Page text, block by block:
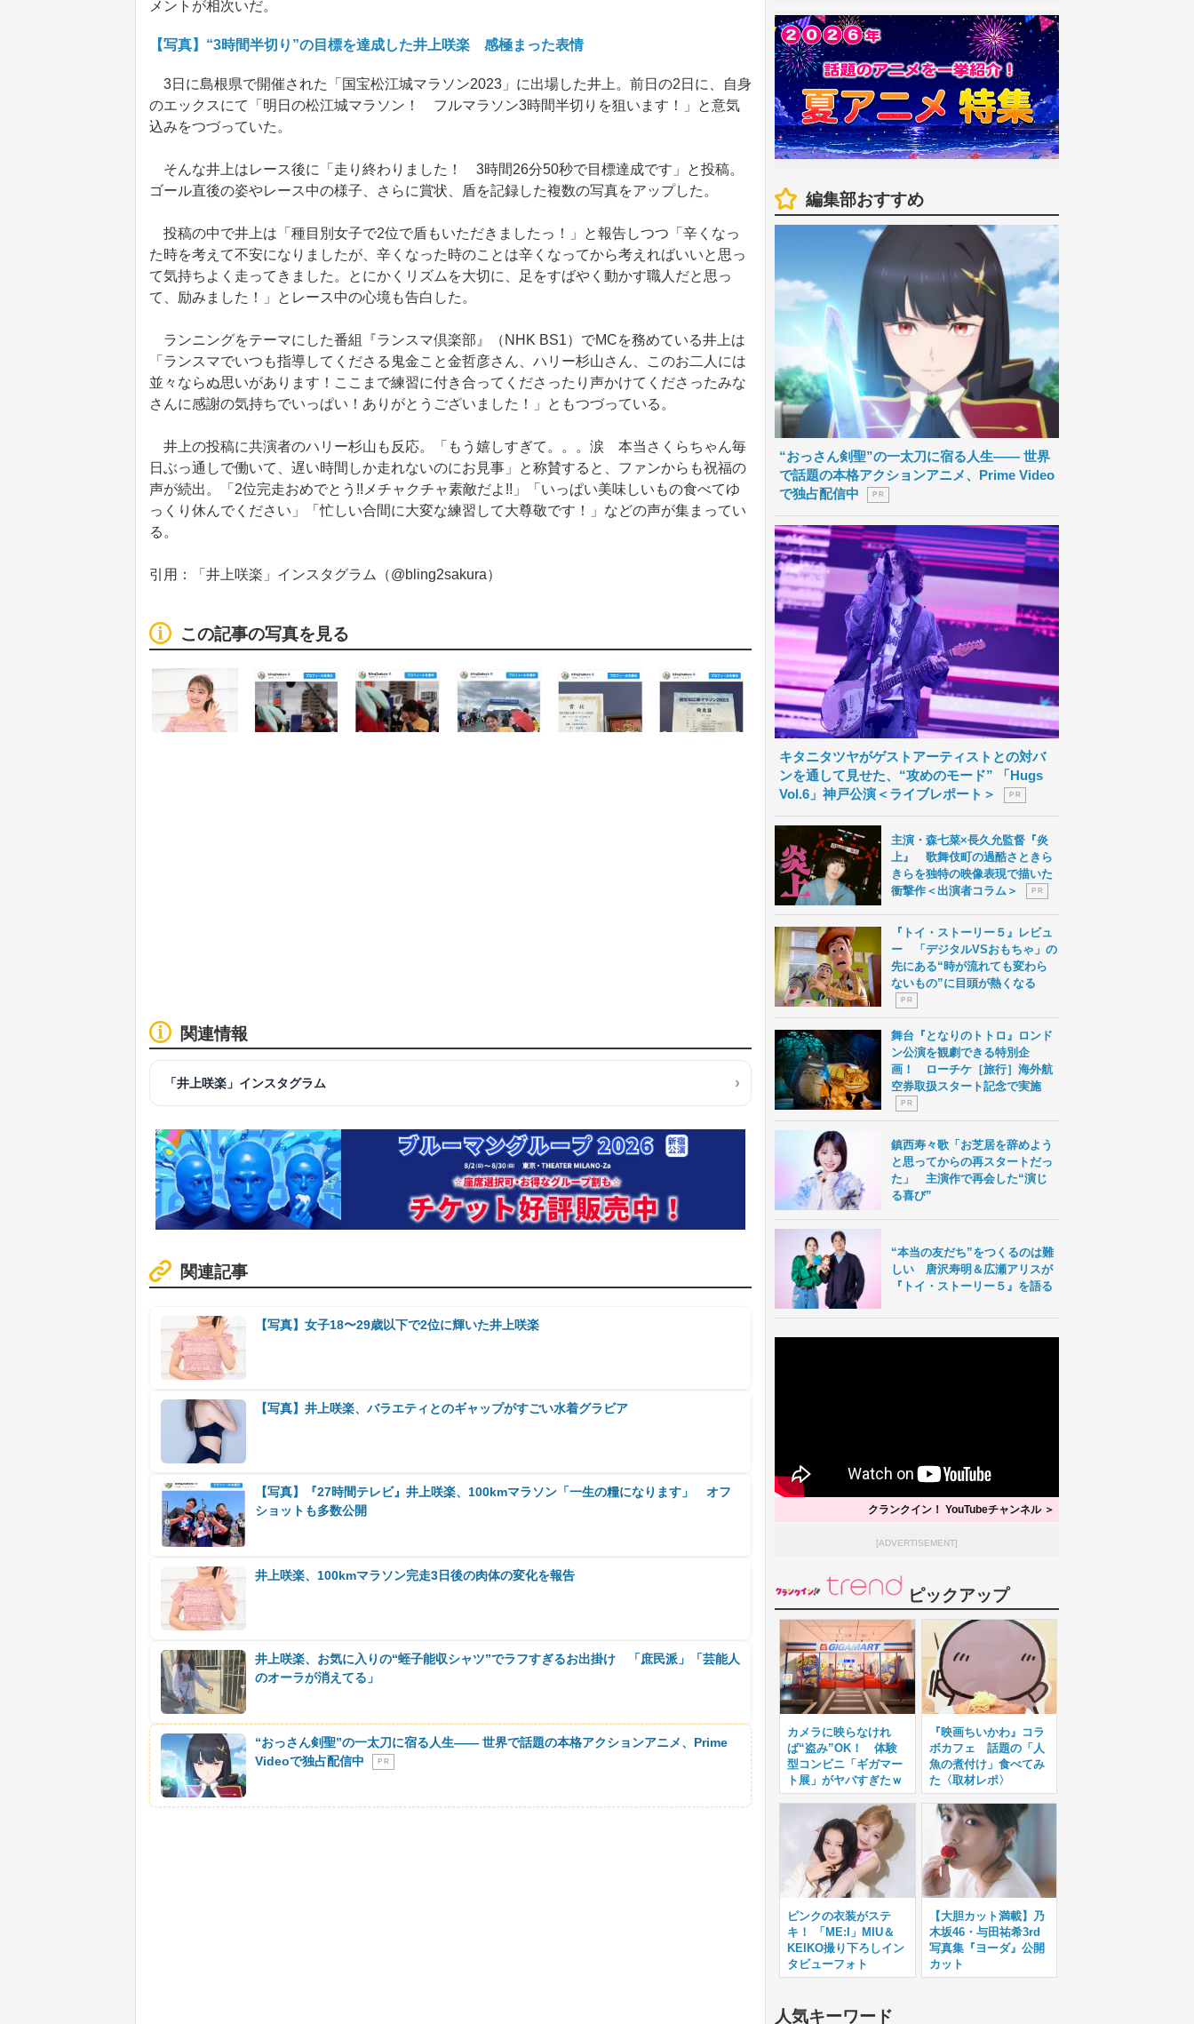
メントが相次いだ。
【写真】“3時間半切り”の目標を達成した井上咲楽 感極まった表情
3日に島根県で開催された「国宝松江城マラソン2023」に出場した井上。前日の2日に、自身
のエックスにて「明日の松江城マラソン！ フルマラソン3時間半切りを狙います！」と意気
込みをつづっていた。
そんな井上はレース後に「走り終わりました！ 3時間26分50秒で目標達成です」と投稿。
ゴール直後の姿やレース中の様子、さらに賞状、盾を記録した複数の写真をアップした。
投稿の中で井上は「種目別女子で2位で盾もいただきましたっ！」と報告しつつ「辛くなっ
た時を考えて不安になりましたが、辛くなった時のことは辛くなってから考えればいいと思っ
て気持ちよく走ってきました。とにかくリズムを大切に、足をすばやく動かす職人だと思っ
て、励みました！」とレース中の心境も告白した。
ランニングをテーマにした番組『ランスマ倶楽部』（NHK BS1）でMCを務めている井上は
「ランスマでいつも指導してくださる鬼金こと金哲彦さん、ハリー杉山さん、このお二人には
並々ならぬ思いがあります！ここまで練習に付き合ってくださったり声かけてくださったみな
さんに感謝の気持ちでいっぱい！ありがとうございました！」ともつづっている。
井上の投稿に共演者のハリー杉山も反応。「もう嬉しすぎて。。。涙 本当さくらちゃん毎
日ぶっ通しで働いて、遅い時間しか走れないのにお見事」と称賛すると、ファンからも祝福の
声が続出。「2位完走おめでとう!!メチャクチャ素敵だよ!!」「いっぱい美味しいもの食べてゆ
っくり休んでください」「忙しい合間に大変な練習して大尊敬です！」などの声が集まってい
る。
引用：「井上咲楽」インスタグラム（@bling2sakura）
この記事の写真を見る
関連情報
「井上咲楽」インスタグラム
関連記事
【写真】女子18〜29歳以下で2位に輝いた井上咲楽
【写真】井上咲楽、バラエティとのギャップがすごい水着グラビア
【写真】『27時間テレビ』井上咲楽、100kmマラソン「一生の糧になります」 オフ
ショットも多数公開
井上咲楽、100kmマラソン完走3日後の肉体の変化を報告
井上咲楽、お気に入りの“蛭子能収シャツ”でラフすぎるお出掛け 「庶民派」「芸能人
のオーラが消えてる」
“おっさん剣聖”の一太刀に宿る人生―― 世界で話題の本格アクションアニメ、Prime
Videoで独占配信中
P R
編集部おすすめ
“おっさん剣聖”の一太刀に宿る人生―― 世界
で話題の本格アクションアニメ、Prime Video
で独占配信中
P R
キタニタツヤがゲストアーティストとの対バ
ンを通して見せた、“攻めのモード” 「Hugs
Vol.6」神戸公演＜ライブレポート＞
P R
主演・森七菜×長久允監督『炎
上』 歌舞伎町の過酷さときら
きらを独特の映像表現で描いた
衝撃作＜出演者コラム＞
P R
『トイ・ストーリー５』レビュ
ー 「デジタルVSおもちゃ」の
先にある“時が流れても変わら
ないもの”に目頭が熱くなる
P R
舞台『となりのトトロ』ロンド
ン公演を観劇できる特別企
画！ ローチケ［旅行］海外航
空券取扱スタート記念で実施
P R
鎮西寿々歌「お芝居を辞めよう
と思ってからの再スタートだっ
た」 主演作で再会した“演じ
る喜び”
“本当の友だち”をつくるのは難
しい 唐沢寿明＆広瀬アリスが
『トイ・ストーリー５』を語る
クランクイン！ YouTubeチャンネル ＞
[ADVERTISEMENT]
ピックアップ
カメラに映らなけれ
ば“盗み”OK！ 体験
型コンビニ「ギガマー
ト展」がヤバすぎたｗ
『映画ちいかわ』コラ
ボカフェ 話題の「人
魚の煮付け」食べてみ
た〈取材レポ〉
ピンクの衣装がステ
キ！ 「ME:I」MIU＆
KEIKO撮り下ろしイン
タビューフォト
【大胆カット満載】乃
木坂46・与田祐希3rd
写真集『ヨーダ』公開
カット
人気キーワード